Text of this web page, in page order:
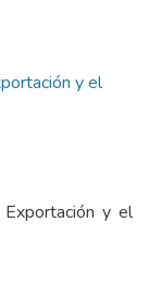
y el
y el